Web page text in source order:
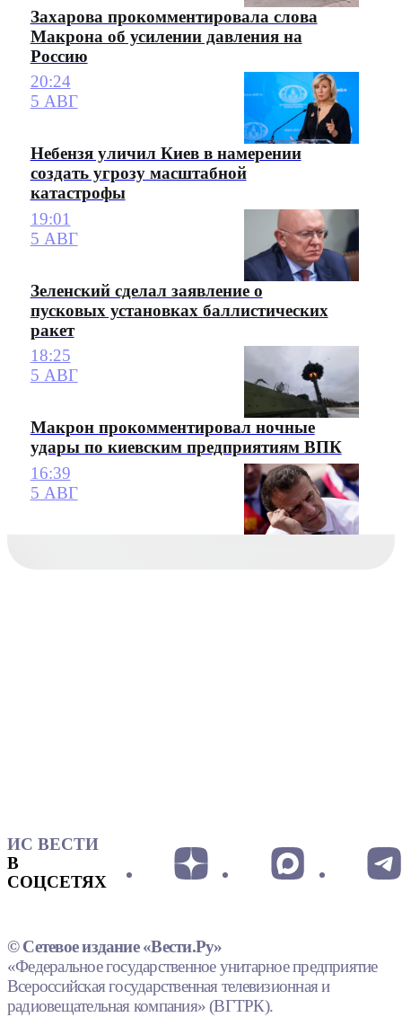
Захарова прокомментировала слова
Макрона об усилении давления на
Россию
20:24
5 АВГ
Небензя уличил Киев в намерении
создать угрозу масштабной
катастрофы
19:01
5 АВГ
Зеленский сделал заявление о
пусковых установках баллистических
ракет
18:25
5 АВГ
Макрон прокомментировал ночные
удары по киевским предприятиям ВПК
16:39
5 АВГ
ИС ВЕСТИ
В
СОЦСЕТЯХ
© Сетевое издание «Вести.Ру»
«Федеральное государственное унитарное предприятие
Всероссийская государственная телевизионная и
радиовещательная компания» (ВГТРК).